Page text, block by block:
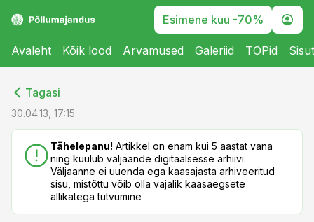
Esimene kuu -70%
Avaleht Kõik lood Arvamused Galeriid TOPid
Tagasi
30.04.13, 17:15
Tähelepanu! Artikkel on enam kui 5 aastat vana
ning kuulub väljaande digitaalsesse arhiivi.
Väljaanne ei uuenda ega kaasajasta arhiveeritud
sisu, mistõttu võib olla vajalik kaasaegsete
allikatega tutvumine